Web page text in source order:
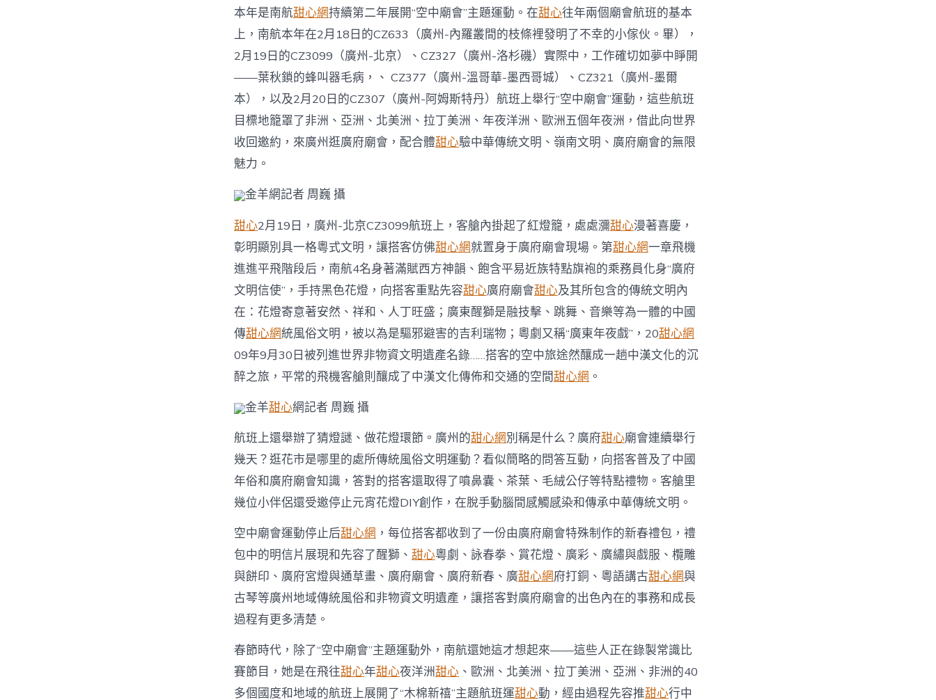
向
世
界
發
出
邀
約〉
中
本年是南航甜心網持續第二年展開“空中廟會”主題運動。在甜心往年兩個廟會航班的基本
上，南航本年在2月18日的CZ633（廣州-內羅叢間的枝條裡發明了不幸的小傢伙。畢），
2月19日的CZ3099（廣州-北京）、CZ327（廣州-洛杉磯）實際中，工作確切如夢中睜開
——葉秋鎖的蜂叫器毛病，、 CZ377（廣州-溫哥華-墨西哥城）、CZ321（廣州-墨爾
本），以及2月20日的CZ307（廣州-阿姆斯特丹）航班上舉行“空中廟會”運動，這些航班
目標地籠罩了非洲、亞洲、北美洲、拉丁美洲、年夜洋洲、歐洲五個年夜洲，借此向世界
收回邀約，來廣州逛廣府廟會，配合體甜心驗中華傳統文明、嶺南文明、廣府廟會的無限
魅力。
金羊網記者 周巍 攝
甜心2月19日，廣州-北京CZ3099航班上，客艙內掛起了紅燈籠，處處瀰甜心漫著喜慶，
彰明顯別具一格粵式文明，讓搭客仿佛甜心網就置身于廣府廟會現場。第甜心網一章飛機
進進平飛階段后，南航4名身著滿賦西方神韻、飽含平易近族特點旗袍的乘務員化身“廣府
文明信使”，手持黑色花燈，向搭客重點先容甜心廣府廟會甜心及其所包含的傳統文明內
在：花燈寄意著安然、祥和、人丁旺盛；廣東醒獅是融技擊、跳舞、音樂等為一體的中國
傳甜心網統風俗文明，被以為是驅邪避害的吉利瑞物；粵劇又稱“廣東年夜戲”，20甜心網
09年9月30日被列進世界非物資文明遺產名錄……搭客的空中旅途然釀成一趟中漢文化的沉
醉之旅，平常的飛機客艙則釀成了中漢文化傳佈和交通的空間甜心網 。
金羊甜心網記者 周巍 攝
航班上還舉辦了猜燈謎、做花燈環節。廣州的甜心網別稱是什么？廣府甜心廟會連續舉行
幾天？逛花市是哪里的處所傳統風俗文明運動？看似簡略的問答互動，向搭客普及了中國
年俗和廣府廟會知識，答對的搭客還取得了噴鼻囊、茶葉、毛絨公仔等特點禮物。客艙里
幾位小伴侶還受邀停止元宵花燈DIY創作，在脫手動腦間感觸感染和傳承中華傳統文明。
空中廟會運動停止后甜心網 ，每位搭客都收到了一份由廣府廟會特殊制作的新春禮包，禮
包中的明信片展現和先容了醒獅、 甜心粵劇、詠春拳、賞花燈、廣彩、廣繡與戲服、欖雕
與餅印、廣府宮燈與通草畫、廣府廟會、廣府新春、廣甜心網府打銅、粵語講古甜心網與
古琴等廣州地域傳統風俗和非物資文明遺產，讓搭客對廣府廟會的出色內在的事務和成長
過程有更多清楚。
春節時代，除了“空中廟會”主題運動外，南航還她這才想起來——這些人正在錄製常識比
賽節目，她是在飛往甜心年甜心夜洋洲甜心 、歐洲、北美洲、拉丁美洲、亞洲、非洲的40
多個國度和地域的航班上展開了“木棉新禧”主題航班運甜心動，經由過程先容推甜心行中